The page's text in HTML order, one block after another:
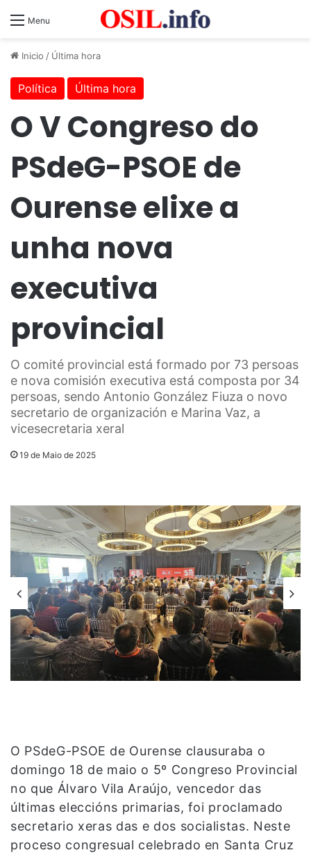
Menu
Inicio / Última hora
Política Última hora
O V Congreso do
PSdeG-PSOE de
Ourense elixe a
unha nova
executiva
provincial
O comité provincial está formado por 73 persoas
e nova comisión executiva está composta por 34
persoas, sendo Antonio González Fiuza o novo
secretario de organización e Marina Vaz, a
vicesecretaria xeral
19 de Maio de 2025
O PSdeG-PSOE de Ourense clausuraba o
domingo 18 de maio o 5º Congreso Provincial
no que Álvaro Vila Araújo, vencedor das
últimas eleccións primarias, foi proclamado
secretario xeras das e dos socialistas. Neste
proceso congresual celebrado en Santa Cruz